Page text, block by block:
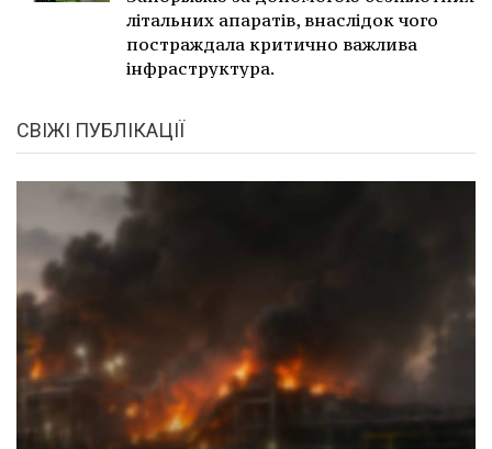
літальних апаратів, внаслідок чого
постраждала критично важлива
інфраструктура.
СВІЖІ ПУБЛІКАЦІЇ